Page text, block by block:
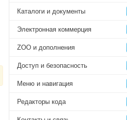
Каталоги и документы
Электронная коммерция
ZOO и дополнения
Доступ и безопасность
Меню и навигация
Редакторы кода